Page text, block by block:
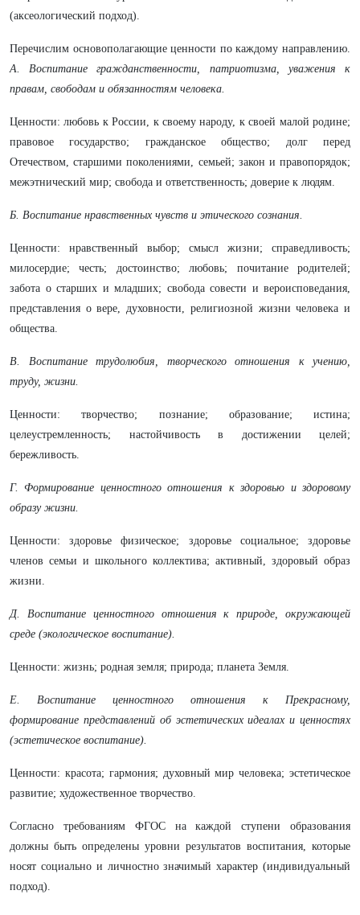
(аксеологический подход).
Перечислим основополагающие ценности по каждому направлению.
А. Воспитание гражданственности, патриотизма, уважения к
правам, свободам и обязанностям человека.
Ценности: любовь к России, к своему народу, к своей малой родине;
правовое государство; гражданское общество; долг перед
Отечеством, старшими поколениями, семьей; закон и правопорядок;
межэтнический мир; свобода и ответственность; доверие к людям.
Б. Воспитание нравственных чувств и этического сознания.
Ценности: нравственный выбор; смысл жизни; справедливость;
милосердие; честь; достоинство; любовь; почитание родителей;
забота о старших и младших; свобода совести и вероисповедания,
представления о вере, духовности, религиозной жизни человека и
общества.
В. Воспитание трудолюбия, творческого отношения к учению,
труду, жизни.
Ценности: творчество; познание; образование; истина;
целеустремленность; настойчивость в достижении целей;
бережливость.
Г. Формирование ценностного отношения к здоровью и здоровому
образу жизни.
Ценности: здоровье физическое; здоровье социальное; здоровье
членов семьи и школьного коллектива; активный, здоровый образ
жизни.
Д. Воспитание ценностного отношения к природе, окружающей
среде (экологическое воспитание).
Ценности: жизнь; родная земля; природа; планета Земля.
Е. Воспитание ценностного отношения к Прекрасному,
формирование представлений об эстетических идеалах и ценностях
(эстетическое воспитание).
Ценности: красота; гармония; духовный мир человека; эстетическое
развитие; художественное творчество.
Согласно требованиям ФГОС на каждой ступени образования
должны быть определены уровни результатов воспитания, которые
носят социально и личностно значимый характер (индивидуальный
подход).